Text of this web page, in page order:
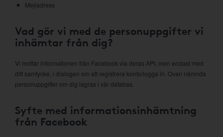
Mejladress
Vad gör vi med de personuppgifter vi
inhämtar från dig?
Vi mottar informationen från Facebook via deras API, men endast med
ditt samtycke, i dialogen om att registrera konto/logga in. Ovan nämnda
personuppgifter om dig lagras i vår databas.
Syfte med informationsinhämtning
från Facebook